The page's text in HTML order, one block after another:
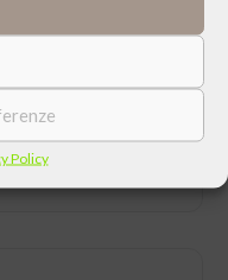
Policy
EVENTO